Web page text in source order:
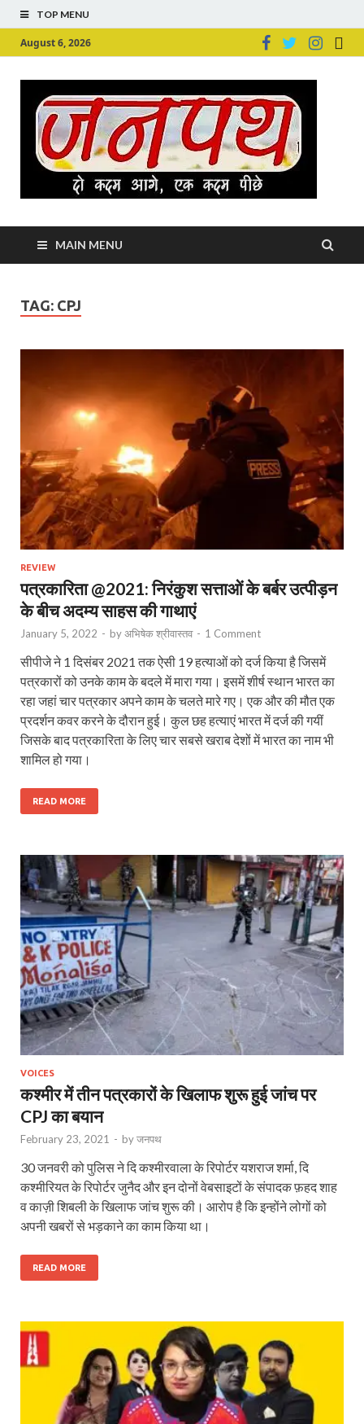
TOP MENU
August 6, 2026
MAIN MENU
TAG: CPJ
REVIEW
पत्रकारिता @2021: निरंकुश सत्ताओं के बर्बर उत्पीड़न
के बीच अदम्य साहस की गाथाएं
January 5, 2022 - byअभिषेक श्रीवास्तव - 1 Comment
सीपीजे ने 1 दिसंबर 2021 तक ऐसी 19 हत्‍याओं को दर्ज किया है जिसमें
पत्रकारों को उनके काम के बदले में मारा गया। इसमें शीर्ष स्‍थान भारत का
रहा जहां चार पत्रकार अपने काम के चलते मारे गए। एक और की मौत एक
प्रदर्शन कवर करने के दौरान हुई। कुल छह हत्‍याएं भारत में दर्ज की गयीं
जिसके बाद पत्रकारिता के लिए चार सबसे खराब देशों में भारत का नाम भी
शामिल हो गया।
READ MORE
VOICES
कश्मीर में तीन पत्रकारों के खिलाफ शुरू हुई जांच पर
CPJ का बयान
February 23, 2021 - byजनपथ
30 जनवरी को पुलिस ने दि कश्‍मीरवाला के रिपोर्टर यशराज शर्मा, दि
कश्‍मीरियत के रिपोर्टर जुनैद और इन दोनों वेबसाइटों के संपादक फ़हद शाह
व काज़ी शिबली के खिलाफ जांच शुरू की। आरोप है कि इन्‍होंने लोगों को
अपनी खबरों से भड़काने का काम किया था।
READ MORE